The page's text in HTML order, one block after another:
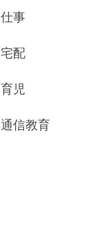
仕事
宅配
育児
通信教育